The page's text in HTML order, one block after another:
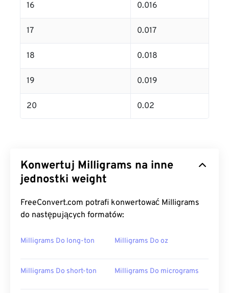
16 0.016
17 0.017
18 0.018
19 0.019
20 0.02
Konwertuj Milligrams na inne
jednostki weight
FreeConvert.com potrafi konwertować Milligrams
do następujących formatów:
Milligrams Do long-ton Milligrams Do oz
Milligrams Do short-ton Milligrams Do micrograms